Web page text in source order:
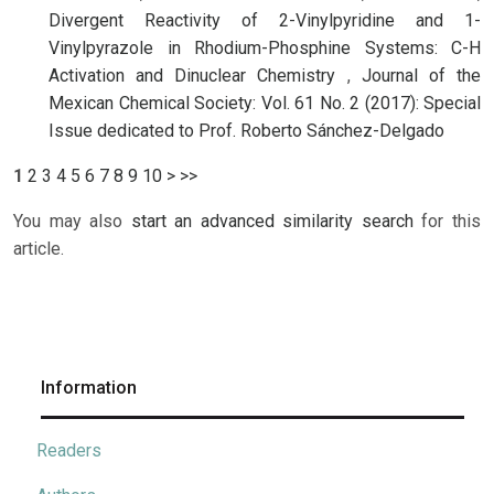
Divergent Reactivity of 2-Vinylpyridine and 1-
Vinylpyrazole in Rhodium-Phosphine Systems: C-H
Activation and Dinuclear Chemistry , Journal of the
Mexican Chemical Society: Vol. 61 No. 2 (2017): Special
Issue dedicated to Prof. Roberto Sánchez-Delgado
1 2 3 4 5 6 7 8 9 10 > >>
You may also start an advanced similarity searchfor this
article.
Information
Readers